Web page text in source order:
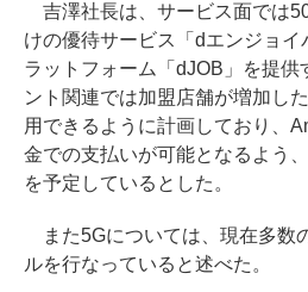
吉澤社長は、サービス面では
けの優待サービス「dエンジョ
ラットフォーム「dJOB」を提供
ント関連では加盟店舗が増加し
用できるように計画しており、
金での支払いが可能となるよう
を予定しているとした。
また5Gについては、現在多数
ルを行なっていると述べた。